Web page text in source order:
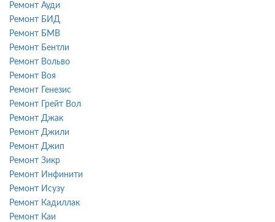
Ремонт Ауди
Ремонт БИД
Ремонт БМВ
Ремонт Бентли
Ремонт Вольво
Ремонт Воя
Ремонт Генезис
Ремонт Грейт Вол
Ремонт Джак
Ремонт Джили
Ремонт Джип
Ремонт Зикр
Ремонт Инфинити
Ремонт Исузу
Ремонт Кадиллак
Ремонт Каи